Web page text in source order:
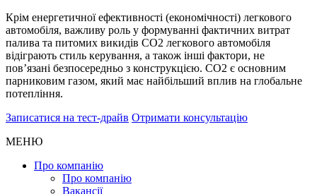
Крім енергетичної ефективності (економічності) легкового
автомобіля, важливу роль у формуванні фактичних витрат
палива та питомих викидів СО2 легкового автомобіля
відіграють стиль керування, а також інші фактори, не
повʼязані безпосередньо з конструкцією. СО2 є основним
парниковим газом, який має найбільший вплив на глобальне
потепління.
Записатися на тест-драйв Отримати консультацію
МЕНЮ
Про компанію
Про компанію
Вакансії